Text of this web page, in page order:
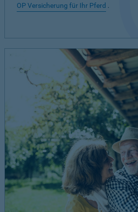
OP Versicherung für Ihr Pferd .